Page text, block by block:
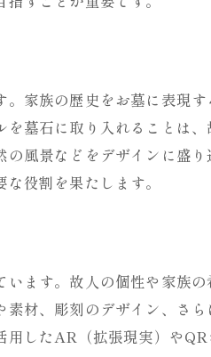
家族の歴史をお墓に表現
墓石に取り入れることは
風景などをデザインに盛
役割を果たします。
ます。故人の個性や家族
材、彫刻のデザイン、さ
したAR（拡張現実）や